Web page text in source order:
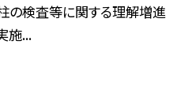
の検査等に関する理解増進
施...